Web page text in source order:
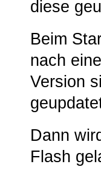
diese
Beim
nach
Version
Dann
Flash